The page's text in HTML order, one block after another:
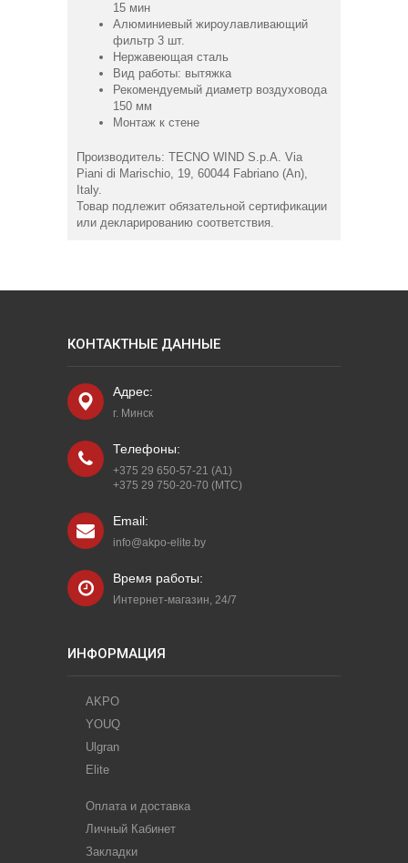
15 мин
Алюминиевый жироулавливающий
фильтр 3 шт.
Нержавеющая сталь
Вид работы: вытяжка
Рекомендуемый диаметр воздуховода
150 мм
Монтаж к стене
Производитель: TECNO WIND S.p.A. Via
Piani di Marischio, 19, 60044 Fabriano (An),
Italy.
Товар подлежит обязательной сертификации
или декларированию соответствия.
КОНТАКТНЫЕ ДАННЫЕ
Адрес:
г. Минск
Телефоны:
+375 29 650-57-21 (A1)
+375 29 750-20-70 (МТС)
Email:
info@akpo-elite.by
Время работы:
Интернет-магазин, 24/7
ИНФОРМАЦИЯ
AKPO
YOUQ
Ulgran
Elite
Оплата и доставка
Личный Кабинет
Закладки